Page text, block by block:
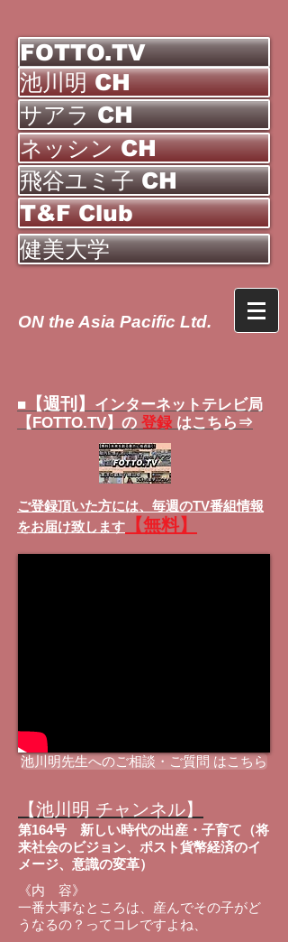
FOTTO.TV
池川明 CH
サアラ CH
ネッシン CH
飛谷ユミ子 CH
T&F Club
健美大学
ON the Asia Pacific Ltd.
■ 【週刊】
インターネットテレビ局
【FOTTO.TV】の 登録 はこちら⇒
ご登録頂いた方には、 毎週のTV番組情報
をお届け致します
【無料】
池川明先生へのご相談・ご質問 はこちら
【池川明 チャンネル】
第164号 新しい時代の出産・子育て（将
来社会のビジョン、ポスト貨幣経済のイ
メージ、意識の変革）
《内 容》
一番大事なところは、産んでその子がど
うなるの？ってコレですよね、